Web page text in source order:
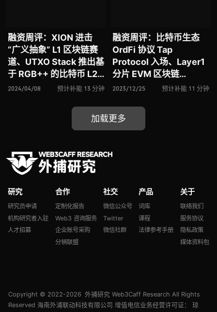
融资周评：XION 进击
“广义抽象” L1 区块链赛
道、UTXO Stack 推出基
于 RGB++ 的比特币 L2
启动平台、去中心化云游
Protocol 入场、Zeus
Network 面向 Solana 与
Network 致力于将
Web2 数据引入链上生态
2024/04/08 预计补能 13 分钟
融资周评：比特币生态
OrdFi 协议 Tap
Protocol 入场、Layer1
分片 EVM 区块链
Shardeum 再获融资、
Fyde Treasury、
4EVERLAND 进击
2023/12/25 预计补能 11 分钟
加载更多
研究
研究员申请
机构研究者入驻
人才招募
合作
定制化报告
Web3 咨询服务
企业账号采购
分销联盟
社交
微信公众号
Twitter
微信社群
产品
词库
课程
法律参考手册
关于
联络我们
服务协议
隐私政策
媒体资料包
Copyright © 2022-2026 外捕研究 Web3Caff Research All Rights
Reserved 海南外浦联动科技有限公司 增值电信业务经营许可证：
琼